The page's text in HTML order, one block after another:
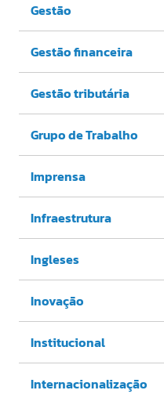
Gestão
Gestão financeira
Gestão tributária
Grupo de Trabalho
Imprensa
Infraestrutura
Ingleses
Inovação
Institucional
Internacionalização